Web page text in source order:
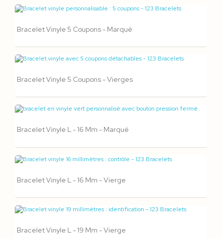
Bracelet Vinyle 5 Coupons - Marqué
Bracelet Vinyle 5 Coupons - Vierges
Bracelet Vinyle L - 16 Mm - Marqué
Bracelet Vinyle L - 16 Mm - Vierge
Bracelet Vinyle L - 19 Mm - Vierge